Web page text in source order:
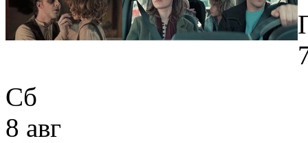
Сб
8 авг